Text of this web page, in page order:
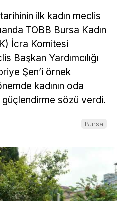
ilk kadın meclis
TOBB Bursa Kadın
İcra Komitesi
Başkan Yardımcılığı
Şen’i örnek
kadının oda
sözü verdi.
Bursa